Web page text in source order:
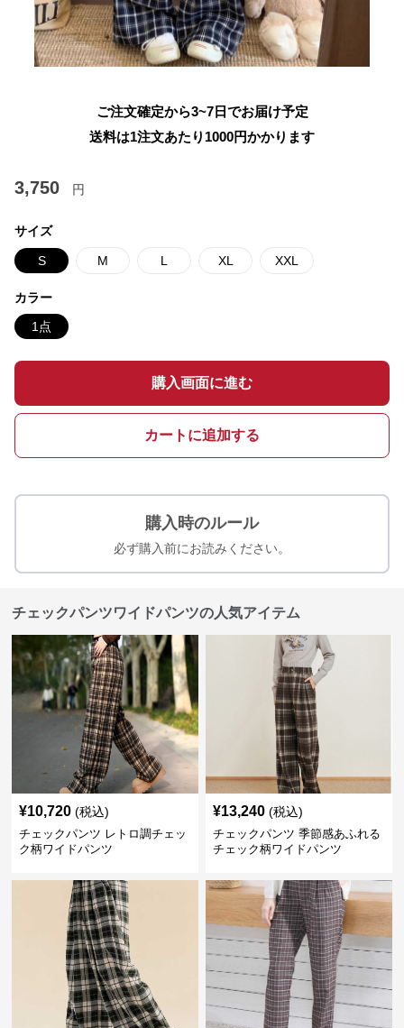
ご注文確定から3~7日でお届け予定
送料は1注文あたり 1000円かかります
3,750 円
サイズ
S M L XL XXL
カラー
1点
購入画面に進む
カートに追加する
購入時のルール
必ず購入前にお読みください。
チェックパンツワイドパンツの人気アイテム
¥10,720 (税込)
チェックパンツ レトロ調チェッ
ク柄ワイドパンツ
¥13,240 (税込)
チェックパンツ 季節感あふれる
チェック柄ワイドパンツ